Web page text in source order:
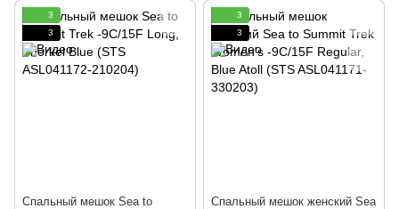
3
3
Спальный мешок Sea to
3
3
Спальный мешок женский Sea